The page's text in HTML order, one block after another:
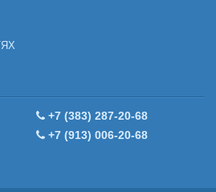
+7 (383) 287-20-68
+7 (913) 006-20-68